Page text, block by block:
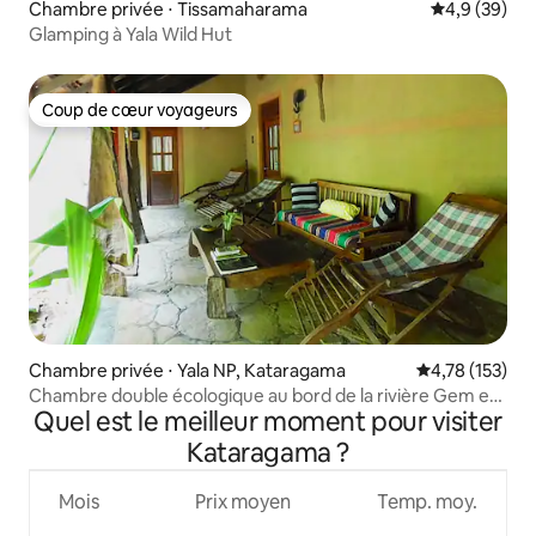
Chambre privée ⋅ Tissamaharama Évaluation
4,9 (39)
Glamping à Yala Wild Hut
Coup de cœur voyageurs
Coup de cœur voyageurs
Chambre privée ⋅ Yala NP, Kataragama Évaluation
4,78 (153)
Chambre double écologique au bord de la rivière Gem et
safari à Yala
Quel est le meilleur moment pour visiter
Kataragama ?
Mois Prix moyen Temp. moy.